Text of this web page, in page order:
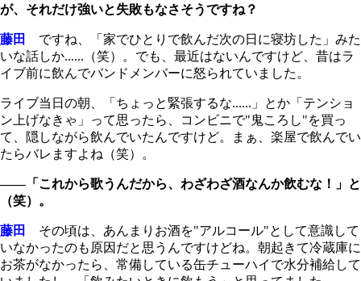
が、それだけ強いと失敗もなさそうですね？
藤田
ですね、「家でひとりで飲んだ次の日に寝坊した」みた
いな話しか......（笑）。でも、最近はないんですけど、昔はラ
イブ前に飲んでバンドメンバーに怒られていました。
ライブ当日の朝、「ちょっと緊張するな......」とか「テンショ
ン上げなきゃ」って思ったら、コンビニで"鬼ころし"を買っ
て、隠しながら飲んでいたんですけど。まぁ、楽屋で飲んでい
たらバレますよね（笑）。
――「これから歌うんだから、わざわざ酒なんか飲むな！」と
（笑）。
藤田
その頃は、あんまりお酒を"アルコール"として意識して
いなかったのも原因だと思うんですけどね。朝起きて冷蔵庫に
お茶がなかったら、常備している缶チューハイで水分補給して